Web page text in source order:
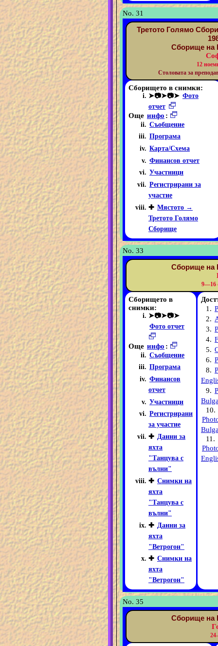
No. 31
Третото Голямо
Сборище на
12
Столовата за
Сборището в снимки:
➤📷➤📷➤ Фото
отчет
Още инфо :
Съобщение
Програма
Карта/Схема
Финансов отчет
Участници
Регистрирани за
участие
✚ Мястото →
Третото Голямо
Сборище
No. 33
Сборище на
9—16
Сборището в
снимки:
➤📷➤📷➤
Фото отчет
Още инфо :
Съобщение
Програма
Финансов
отчет
Участници
Регистрирани
за участие
✚ Данни за
яхта
"Танцува с
вълни"
✚ Снимки на
яхта
"Танцува с
вълни"
✚ Данни за
яхта
"Ветрогон"
✚ Снимки на
яхта
"Ветрогон"
1.
2.
3.
4.
5.
6.
8.
9.
10.
11.
No. 35
Сборище на